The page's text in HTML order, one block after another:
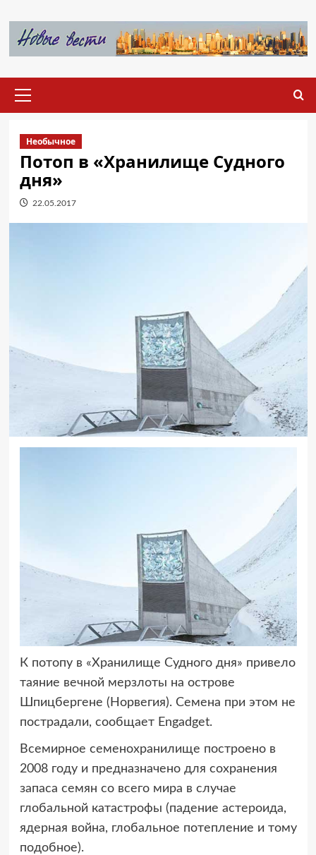
содержимому
меню
Необычное
Потоп в «Хранилище Судного
дня»
22.05.2017
К потопу в «Хранилище Судного дня» привело
таяние вечной мерзлоты на острове
Шпицбергене (Норвегия). Семена при этом не
пострадали, сообщает Engadget.
Всемирное семенохранилище построено в
2008 году и предназначено для сохранения
запаса семян со всего мира в случае
глобальной катастрофы (падение астероида,
ядерная война, глобальное потепление и тому
подобное).